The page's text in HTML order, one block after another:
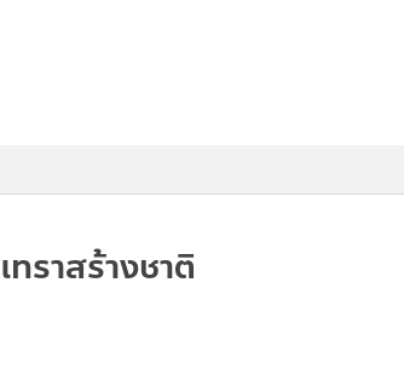
ราสร้างชาติ